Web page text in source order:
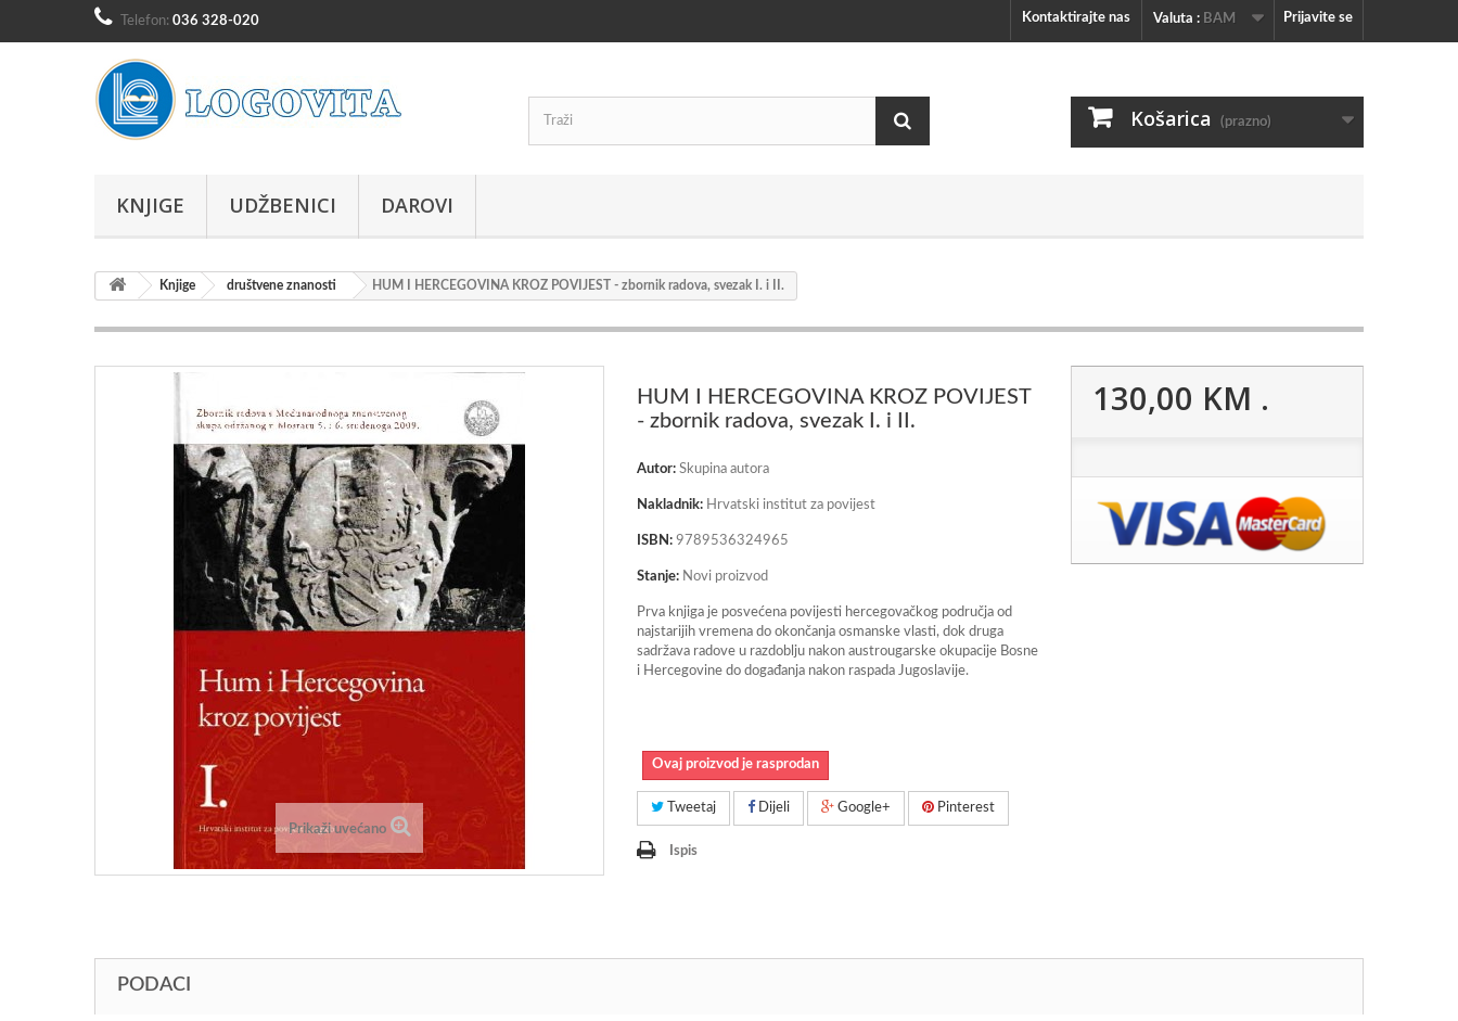
Prijavite se
Valuta : BAM
Kontaktirajte nas
Telefon: 036 328-020
Košarica (prazno)
KNJIGE UDŽBENICI DAROVI
Knjige društvene znanosti HUM I HERCEGOVINA KROZ POVIJEST - zbornik radova, svezak I. i II.
Prikaži uvećano
HUM I HERCEGOVINA KROZ POVIJEST
- zbornik radova, svezak I. i II.
Autor: Skupina autora
Nakladnik: Hrvatski institut za povijest
ISBN: 9789536324965
Stanje: Novi proizvod
Prva knjiga je posvećena povijesti hercegovačkog područja od
najstarijih vremena do okončanja osmanske vlasti, dok druga
sadržava radove u razdoblju nakon austrougarske okupacije Bosne
i Hercegovine do događanja nakon raspada Jugoslavije.
Ovaj proizvod je rasprodan
Tweetaj Dijeli Google+ Pinterest
Ispis
130,00 KM .
PODACI